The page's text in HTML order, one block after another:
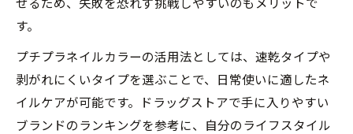
す。
プチプラネイルカラーの活用法としては、速乾タイプや
剥がれにくいタイプを選ぶことで、日常使いに適したネ
イルケアが可能です。ドラッグストアで手に入りやすい
ブランドのランキングを参考に、自分のライフスタイル